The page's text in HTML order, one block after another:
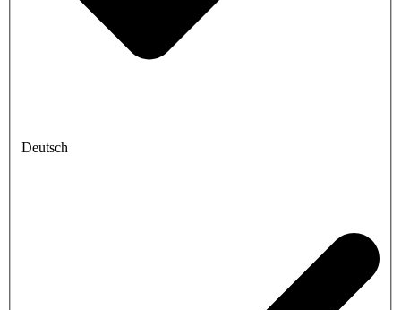
Deutsch